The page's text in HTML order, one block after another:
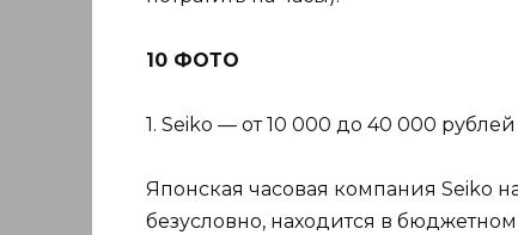
10 ФОТО
1. Seiko — от 10 000 до 40 000
Японская часовая компания Seiko
безусловно, находится в